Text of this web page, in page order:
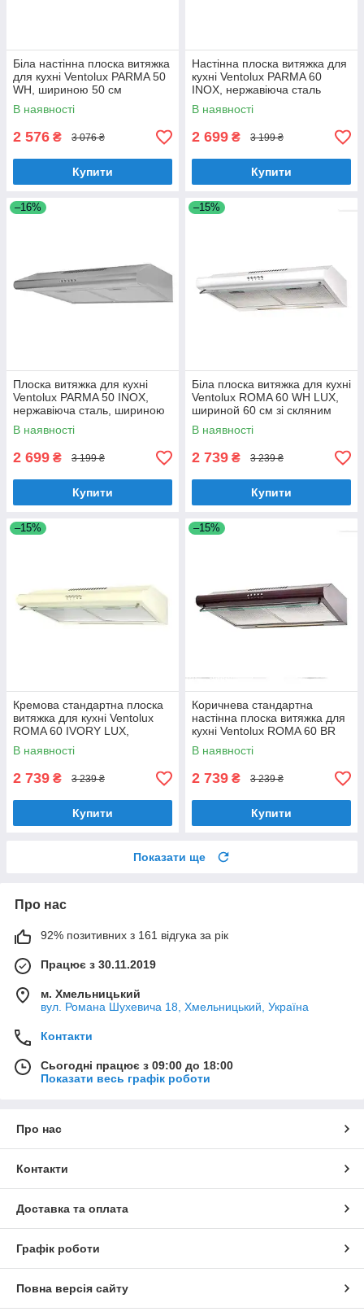
Біла настінна плоска витяжка
для кухні Ventolux PARMA 50
WH, шириною 50 см
В наявності
2 576 ₴ 3 076 ₴
Купити
Настінна плоска витяжка для
кухні Ventolux PARMA 60
INOX, нержавіюча сталь
шириною 60 см
В наявності
2 699 ₴ 3 199 ₴
Купити
–16%
Плоска витяжка для кухні
Ventolux PARMA 50 INOX,
нержавіюча сталь, шириною
50 см, під навісну шафу
В наявності
2 699 ₴ 3 199 ₴
Купити
–15%
Біла плоска витяжка для кухні
Ventolux ROMA 60 WH LUX,
шириной 60 см зі скляним
козирком
В наявності
2 739 ₴ 3 239 ₴
Купити
–15%
Кремова стандартна плоска
витяжка для кухні Ventolux
ROMA 60 IVORY LUX,
шириною 60 см, під навісну
шафу
В наявності
2 739 ₴ 3 239 ₴
Купити
–15%
Коричнева стандартна
настінна плоска витяжка для
кухні Ventolux ROMA 60 BR
LUX, шириною 60 см
В наявності
2 739 ₴ 3 239 ₴
Купити
Показати ще
Про нас
92% позитивних з 161 відгука за рік
Працює з 30.11.2019
м. Хмельницький
вул. Романа Шухевича 18, Хмельницький, Україна
Контакти
Сьогодні працює з 09:00 до 18:00
Показати весь графік роботи
Про нас
Контакти
Доставка та оплата
Графік роботи
Повна версія сайту